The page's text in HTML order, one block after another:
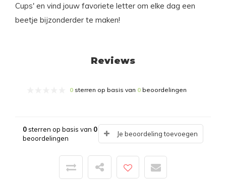
Cups' en vind jouw favoriete letter om elke dag een
beetje bijzonderder te maken!
Reviews
0 sterren op basis van 0 beoordelingen
0sterren op basis van 0
beoordelingen
Je beoordeling toevoegen